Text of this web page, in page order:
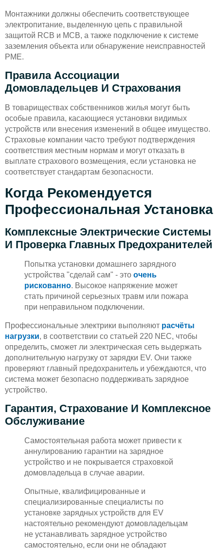
Монтажники должны обеспечить соответствующее
электропитание, выделенную цепь с правильной
защитой RCB и MCB, а также подключение к системе
заземления объекта или обнаружение неисправностей
PME.
Правила Ассоциации
Домовладельцев И Страхования
В товариществах собственников жилья могут быть
особые правила, касающиеся установки видимых
устройств или внесения изменений в общее имущество.
Страховые компании часто требуют подтверждения
соответствия местным нормам и могут отказать в
выплате страхового возмещения, если установка не
соответствует стандартам безопасности.
Когда Рекомендуется
Профессиональная Установка
Комплексные Электрические Системы
И Проверка Главных Предохранителей
Попытка установки домашнего зарядного
устройства "сделай сам" - это очень
рискованно. Высокое напряжение может
стать причиной серьезных травм или пожара
при неправильном подключении.
Профессиональные электрики выполняют расчёты
нагрузки, в соответствии со статьей 220 NEC, чтобы
определить, сможет ли электрическая сеть выдержать
дополнительную нагрузку от зарядки EV. Они также
проверяют главный предохранитель и убеждаются, что
система может безопасно поддерживать зарядное
устройство.
Гарантия, Страхование И Комплексное
Обслуживание
Самостоятельная работа может привести к
аннулированию гарантии на зарядное
устройство и не покрывается страховкой
домовладельца в случае аварии.
Опытные, квалифицированные и
специализированные специалисты по
установке зарядных устройств для EV
настоятельно рекомендуют домовладельцам
не устанавливать зарядное устройство
самостоятельно, если они не обладают